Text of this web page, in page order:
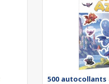
500 autocollants